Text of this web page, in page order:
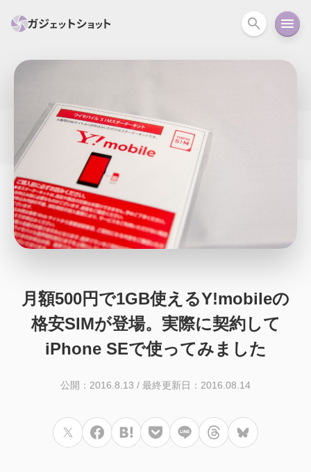
スマホ
セール情報 スマートホーム アクションカメラ
回線 iPhone iPad Android
ガイド ニュース オーディオ
月額500円で1GB使えるY!mobileの
格安SIMが登場。実際に契約して
iPhone SEで使ってみました
公開：2016.8.13 / 最終更新日：2016.08.14